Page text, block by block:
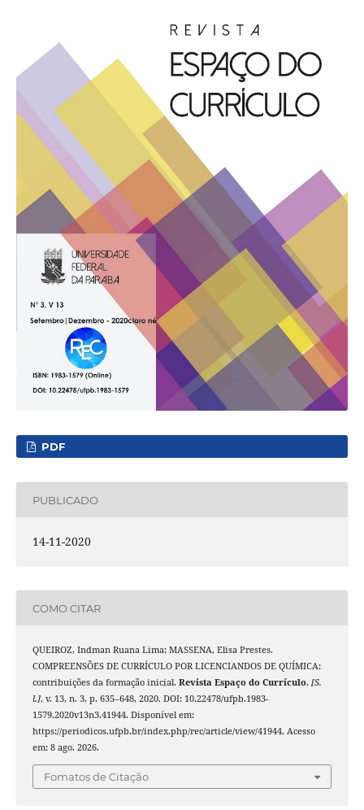
PDF
PUBLICADO
14-11-2020
COMO CITAR
QUEIROZ, Indman Ruana Lima; MASSENA, Elisa Prestes.
COMPREENSÕES DE CURRÍCULO POR LICENCIANDOS DE QUÍMICA:
contribuições da formação inicial. Revista Espaço do Currículo, [S.
l.], v. 13, n. 3, p. 635–648, 2020. DOI: 10.22478/ufpb.1983-
1579.2020v13n3.41944. Disponível em:
https://periodicos.ufpb.br/index.php/rec/article/view/41944. Acesso
em: 8 ago. 2026.
Fomatos de Citação